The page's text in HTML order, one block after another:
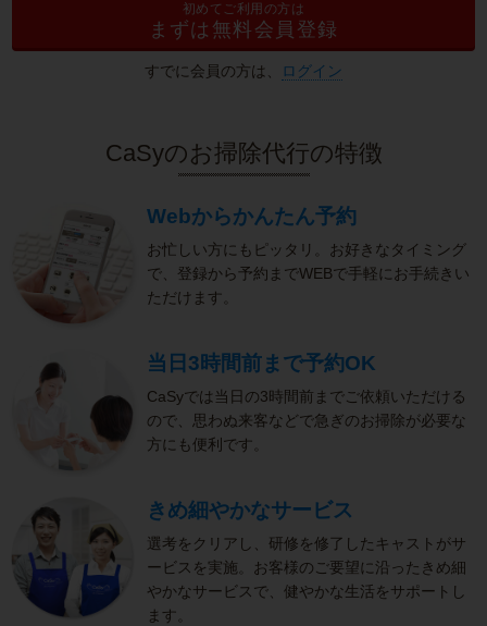
初めてご利用の方は
まずは無料会員登録
すでに会員の方は、 ログイン
CaSyのお掃除代行の特徴
Webからかんたん予約
お忙しい方にもピッタリ。お好きなタイミング
で、登録から予約までWEBで手軽にお手続きい
ただけます。
当日3時間前まで予約OK
CaSyでは当日の3時間前までご依頼いただける
ので、思わぬ来客などで急ぎのお掃除が必要な
方にも便利です。
きめ細やかなサービス
選考をクリアし、研修を修了したキャストがサ
ービスを実施。お客様のご要望に沿ったきめ細
やかなサービスで、健やかな生活をサポートし
ます。